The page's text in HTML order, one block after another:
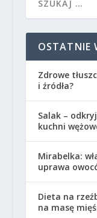
OSTATNIE
Zdrowe
i źródła?
Salak –
kuchni
Mirabelka:
uprawa
Dieta na
na masę